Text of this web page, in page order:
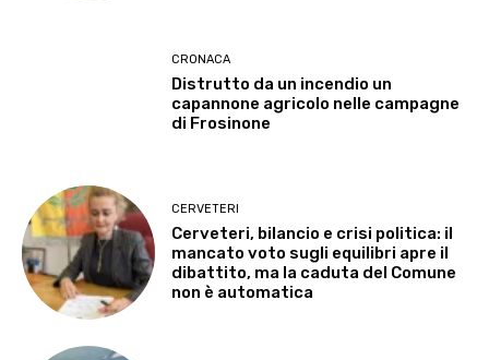
CRONACA
Distrutto da un incendio un
capannone agricolo nelle campagne
di Frosinone
CERVETERI
Cerveteri, bilancio e crisi politica: il
mancato voto sugli equilibri apre il
dibattito, ma la caduta del Comune
non è automatica